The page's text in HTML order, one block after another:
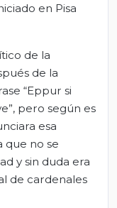
en Pisa
de la
de la
“Eppur si
pero según es
esa
que no se
y sin duda era
de cardenales